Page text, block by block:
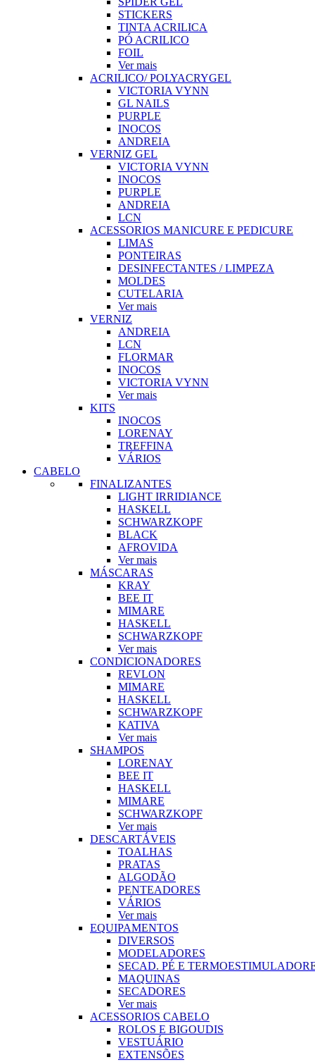
STICKERS
TINTA ACRILICA
PÓ ACRILICO
FOIL
Ver mais
ACRILICO/ POLYACRYGEL
VICTORIA VYNN
GL NAILS
PURPLE
INOCOS
ANDREIA
VERNIZ GEL
VICTORIA VYNN
INOCOS
PURPLE
ANDREIA
LCN
ACESSORIOS MANICURE E PEDICURE
LIMAS
PONTEIRAS
DESINFECTANTES / LIMPEZA
MOLDES
CUTELARIA
Ver mais
VERNIZ
ANDREIA
LCN
FLORMAR
INOCOS
VICTORIA VYNN
Ver mais
KITS
INOCOS
LORENAY
TREFFINA
VÁRIOS
CABELO
FINALIZANTES
LIGHT IRRIDIANCE
HASKELL
SCHWARZKOPF
BLACK
AFROVIDA
Ver mais
MÁSCARAS
KRAY
BEE IT
MIMARE
HASKELL
SCHWARZKOPF
Ver mais
CONDICIONADORES
REVLON
MIMARE
HASKELL
SCHWARZKOPF
KATIVA
Ver mais
SHAMPOS
LORENAY
BEE IT
HASKELL
MIMARE
SCHWARZKOPF
Ver mais
DESCARTÁVEIS
TOALHAS
PRATAS
ALGODÃO
PENTEADORES
VÁRIOS
Ver mais
EQUIPAMENTOS
DIVERSOS
MODELADORES
SECAD. PÉ E
MAQUINAS
SECADORES
Ver mais
ACESSORIOS CABELO
ROLOS E BIGOUDIS
VESTUÁRIO
EXTENSÕES